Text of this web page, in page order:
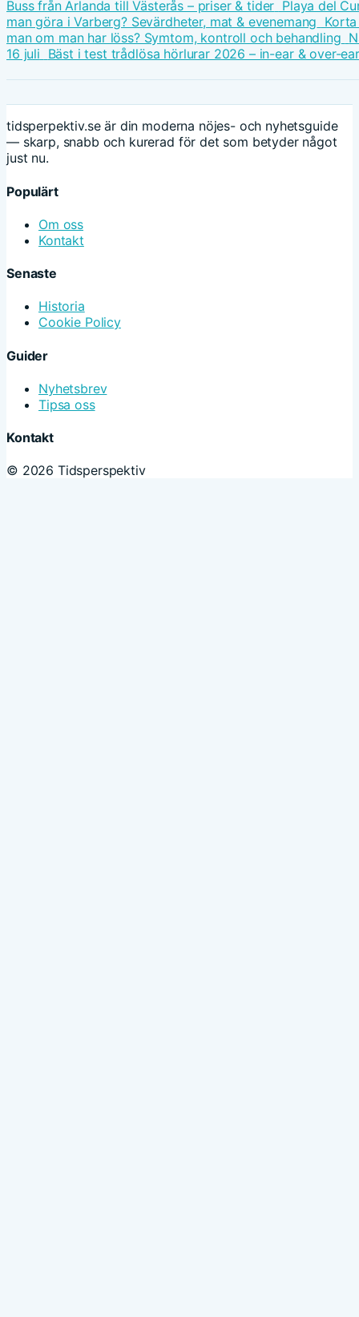
Buss från Arlanda till Västerås – priser & tider Playa del
man göra i Varberg? Sevärdheter, mat & evenemang
man om man har löss? Symtom, kontroll och behandling
16 juli Bäst i test trådlösa hörlurar 2026 – in-ear & over-ear
tidsperpektiv.se är din moderna nöjes- och nyhetsguide
— skarp, snabb och kurerad för det som betyder något
just nu.
Populärt
Om oss
Kontakt
Senaste
Historia
Cookie Policy
Guider
Nyhetsbrev
Tipsa oss
Kontakt
© 2026 Tidsperspektiv